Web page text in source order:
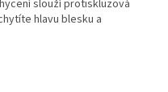
slouží protiskluzová
hlavu blesku a